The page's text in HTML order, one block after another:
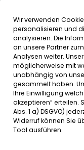
Wir verwenden
personalisieren und
analysieren. Die
an unsere Partner
Analysen weiter.
möglicherweise mit
unabhängig von
gesammelt haben.
Ihre Einwilligung
akzeptieren“ erteilen.
Abs. 1 a) DSGVO)
Widerruf können Sie
Tool ausführen.